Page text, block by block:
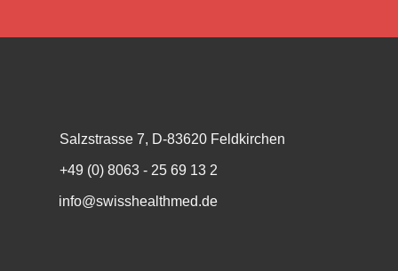
Salzstrasse 7, D-83620 Feldkirchen
+49 (0) 8063 - 25 69 13 2
info@swisshealthmed.de